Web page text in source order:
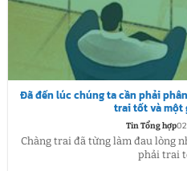
Đã đến lúc chúng ta cần phải
trai tốt và một
Tin Tổng hợp
Chàng trai đã từng làm đau lòng
phải trai